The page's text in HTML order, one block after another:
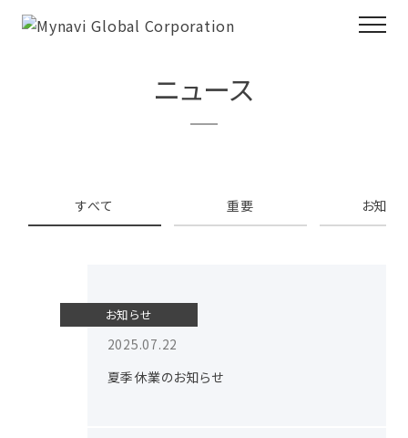
ニュース
すべて 重要 お知ら
お知らせ
2025.07.22
夏季休業のお知らせ